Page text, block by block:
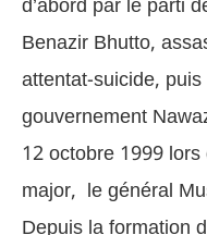
Benazir Bhutto,
attentat-suicide,
gouvernement
12 octobre 1999
major, le général